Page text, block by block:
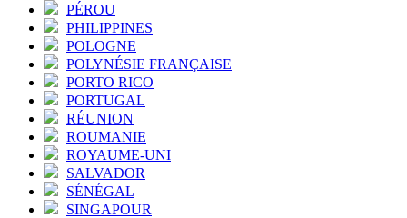
PÉROU
PHILIPPINES
POLOGNE
POLYNÉSIE FRANÇAISE
PORTO RICO
PORTUGAL
RÉUNION
ROUMANIE
ROYAUME-UNI
SALVADOR
SÉNÉGAL
SINGAPOUR